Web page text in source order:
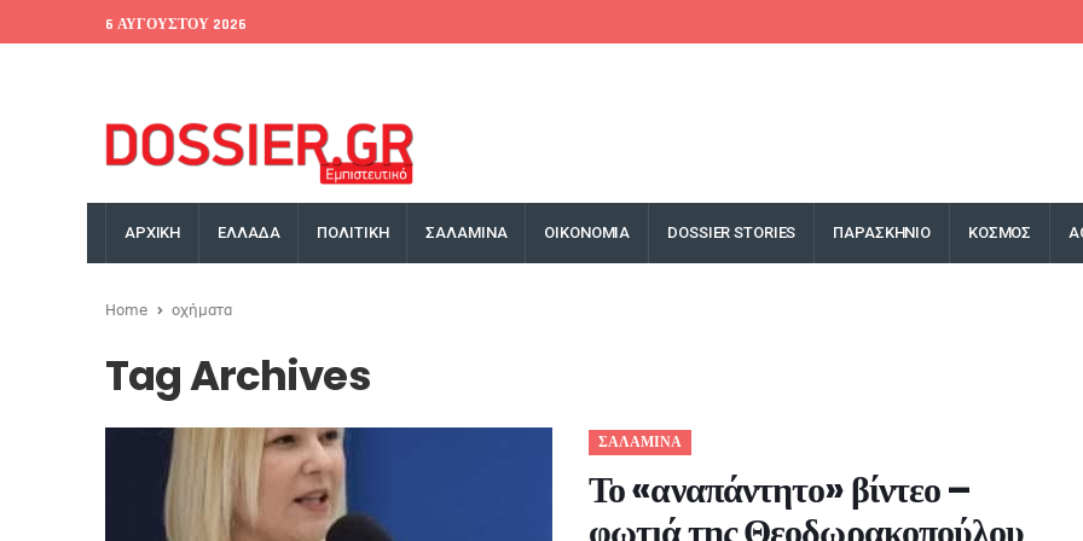
6 ΑΥΓΟΎΣΤΟΥ 2026
ΑΡΧΙΚΗ ΕΛΛΑΔΑ ΠΟΛΙΤΙΚΗ ΣΑΛΑΜΙΝΑ ΟΙΚΟΝΟΜΙΑ DOSSIER STORIES ΠΑΡΑΣΚΗΝΙΟ ΚΟΣΜΟΣ
Home οχήματα
Tag Archives
ΣΑΛΑΜΙΝΑ
Το «αναπάντητο» βίντεο –